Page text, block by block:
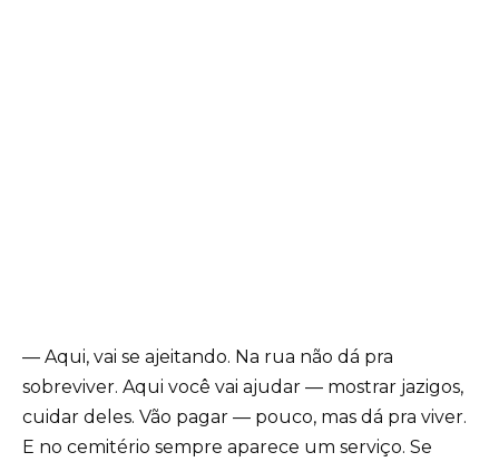
— Aqui, vai se ajeitando. Na rua não dá pra
sobreviver. Aqui você vai ajudar — mostrar jazigos,
cuidar deles. Vão pagar — pouco, mas dá pra viver.
E no cemitério sempre aparece um serviço. Se